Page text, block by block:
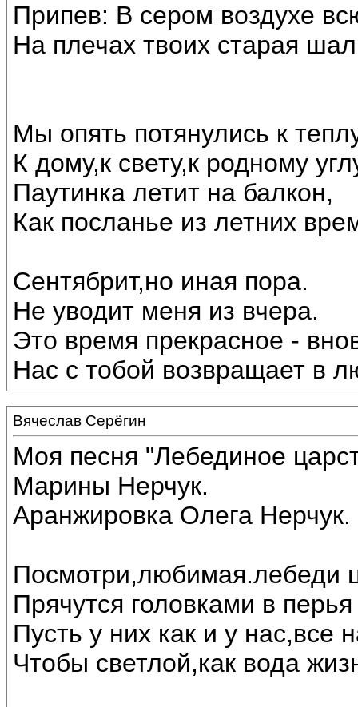
Припев: В сером воздухе
На плечах твоих старая
Мы опять потянулись к
К дому,к свету,к родному
Паутинка летит на балкон,
Как посланье из летних
Сентябрит,но иная пора.
Не уводит меня из вчера.
Это время прекрасное -
Нас с тобой возвращает в
Вячеслав Серёгин
Моя песня "Лебединое
Марины Нерчук.
Аранжировка Олега
Посмотри,любимая.лебеди
Прячутся головками в
Пусть у них как и у нас,все
Чтобы светлой,как вода